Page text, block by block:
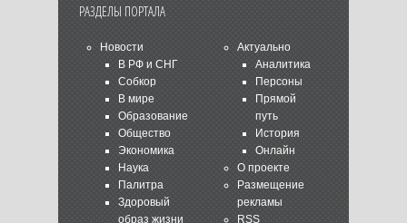
РАЗДЕЛЫ ПОРТАЛА
Новости
В РФ и СНГ
Собкор
В мире
Образование
Общество
Экономика
Наука
Палитра
Здоровый
образ жизни
Актуально
Аналитика
Персоны
Прямой
путь
История
Онлайн
О проекте
Размещение
рекламы
RSS